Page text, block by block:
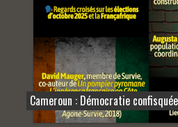
Cameroun : Démocratie